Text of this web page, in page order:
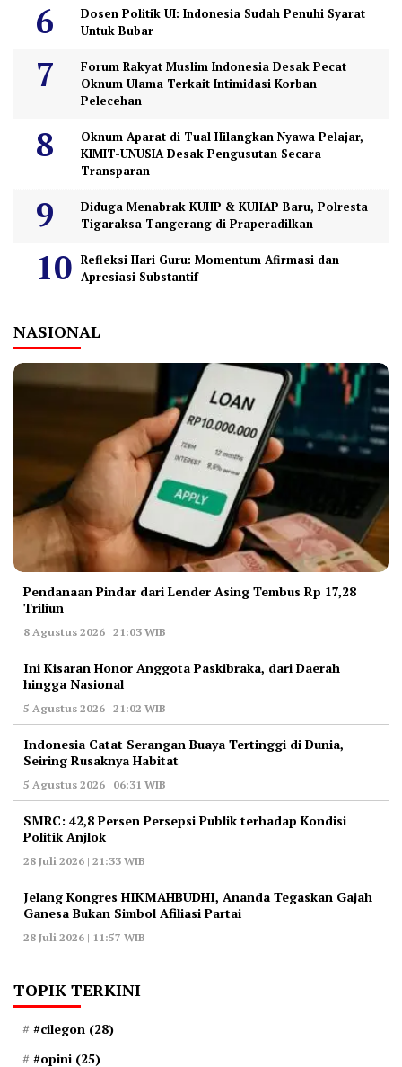
Dosen Politik UI: Indonesia Sudah Penuhi Syarat
Untuk Bubar
Forum Rakyat Muslim Indonesia Desak Pecat
Oknum Ulama Terkait Intimidasi Korban
Pelecehan
Oknum Aparat di Tual Hilangkan Nyawa Pelajar,
KIMIT-UNUSIA Desak Pengusutan Secara
Transparan
Diduga Menabrak KUHP & KUHAP Baru, Polresta
Tigaraksa Tangerang di Praperadilkan
Refleksi Hari Guru: Momentum Afirmasi dan
Apresiasi Substantif
NASIONAL
Pendanaan Pindar dari Lender Asing Tembus Rp 17,28
Triliun
8 Agustus 2026 | 21:03 WIB
Ini Kisaran Honor Anggota Paskibraka, dari Daerah
hingga Nasional
5 Agustus 2026 | 21:02 WIB
Indonesia Catat Serangan Buaya Tertinggi di Dunia,
Seiring Rusaknya Habitat
5 Agustus 2026 | 06:31 WIB
‎SMRC: 42,8 Persen Persepsi Publik terhadap Kondisi
Politik Anjlok
28 Juli 2026 | 21:33 WIB
‎Jelang Kongres HIKMAHBUDHI, Ananda Tegaskan Gajah
Ganesa Bukan Simbol Afiliasi Partai
28 Juli 2026 | 11:57 WIB
TOPIK TERKINI
#cilegon (28)
#opini (25)